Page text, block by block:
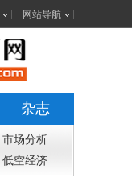
网站导航
杂志
市场分析
低空经济